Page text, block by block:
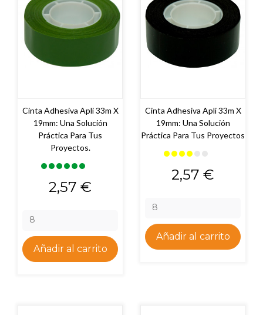
Cinta Adhesiva Apli 33m X
19mm: Una Solución
Práctica Para Tus
Proyectos.
Precio
2,57 €
Añadir al carrito
Cinta Adhesiva Apli 33m X
19mm: Una Solución
Práctica Para Tus Proyectos
Precio
2,57 €
Añadir al carrito